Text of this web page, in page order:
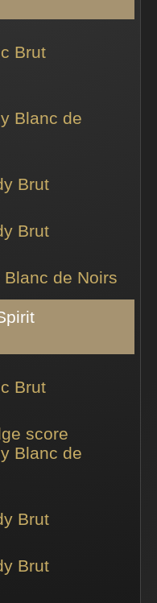
Brut
Blanc de
Brut
Brut
de Noirs
Brut
score
Blanc de
Brut
Brut